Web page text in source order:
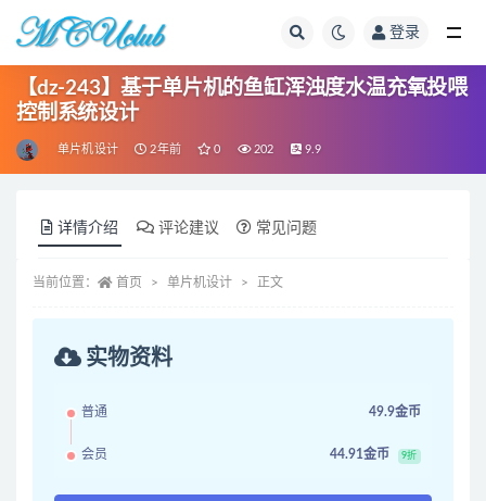
登录
【dz-243】基于单片机的鱼缸浑浊度水温充氧投喂
控制系统设计
单片机设计 2年前 0 202 9.9
详情介绍 评论建议 常见问题
当前位置： 首页 单片机设计 正文
实物资料
普通 49.9金币
会员 44.91金币 9折